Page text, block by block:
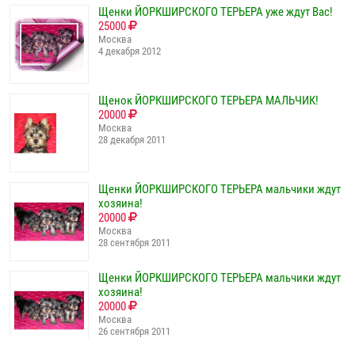
Щенки ЙОРКШИРСКОГО ТЕРЬЕРА уже ждут Вас!
25000
Москва
4 декабря 2012
Щенок ЙОРКШИРСКОГО ТЕРЬЕРА МАЛЬЧИК!
20000
Москва
28 декабря 2011
Щенки ЙОРКШИРСКОГО ТЕРЬЕРА мальчики ждут
хозяина!
20000
Москва
28 сентября 2011
Щенки ЙОРКШИРСКОГО ТЕРЬЕРА мальчики ждут
хозяина!
20000
Москва
26 сентября 2011